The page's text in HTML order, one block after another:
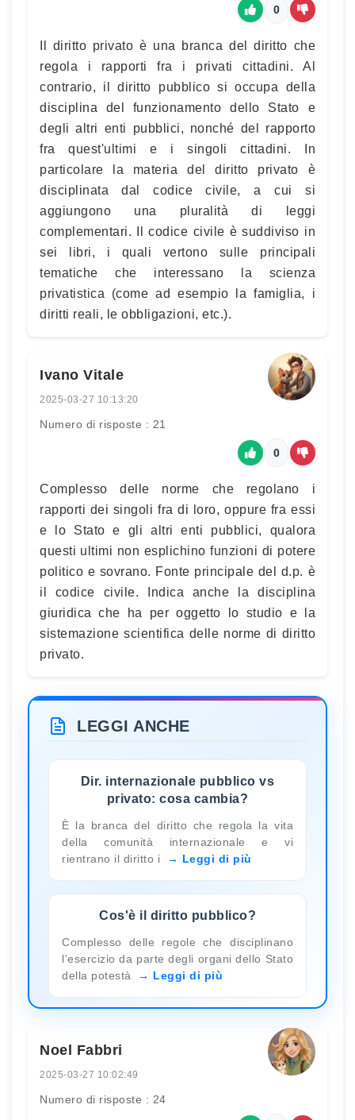
0
Il diritto privato è una branca del diritto che
regola i rapporti fra i privati cittadini. Al
contrario, il diritto pubblico si occupa della
disciplina del funzionamento dello Stato e
degli altri enti pubblici, nonché del rapporto
fra quest'ultimi e i singoli cittadini. In
particolare la materia del diritto privato è
disciplinata dal codice civile, a cui si
aggiungono una pluralità di leggi
complementari. Il codice civile è suddiviso in
sei libri, i quali vertono sulle principali
tematiche che interessano la scienza
privatistica (come ad esempio la famiglia, i
diritti reali, le obbligazioni, etc.).
Ivano Vitale
2025-03-27 10:13:20
Numero di risposte : 21
0
Complesso delle norme che regolano i
rapporti dei singoli fra di loro, oppure fra essi
e lo Stato e gli altri enti pubblici, qualora
questi ultimi non esplichino funzioni di potere
politico e sovrano. Fonte principale del d.p. è
il codice civile. Indica anche la disciplina
giuridica che ha per oggetto lo studio e la
sistemazione scientifica delle norme di diritto
privato.
LEGGI ANCHE
Dir. internazionale pubblico vs
privato: cosa cambia?
È la branca del diritto che regola la vita
della comunità internazionale e vi
rientrano il diritto i
Leggi di più
Cos'è il diritto pubblico?
Complesso delle regole che disciplinano
l'esercizio da parte degli organi dello Stato
della potestà
Leggi di più
Noel Fabbri
2025-03-27 10:02:49
Numero di risposte : 24